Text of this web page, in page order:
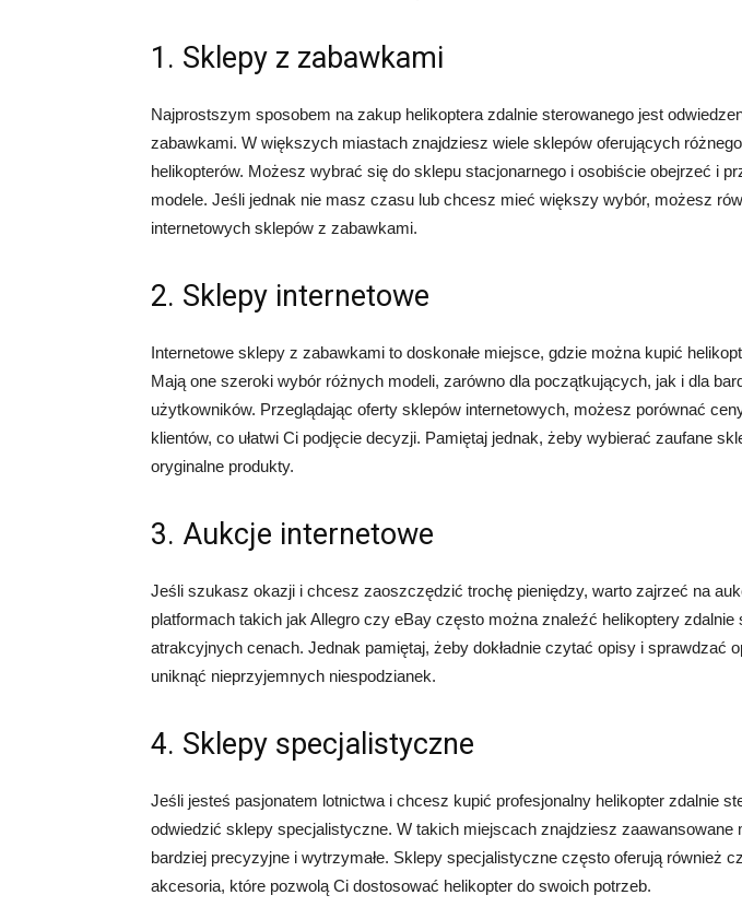
1. Sklepy z zabawkami
Najprostszym sposobem na zakup helikoptera zdalnie sterowanego jest
zabawkami. W większych miastach znajdziesz wiele sklepów oferujących
helikopterów. Możesz wybrać się do sklepu stacjonarnego i osobiście obejrzeć i
modele. Jeśli jednak nie masz czasu lub chcesz mieć większy wybór, możesz
internetowych sklepów z zabawkami.
2. Sklepy internetowe
Internetowe sklepy z zabawkami to doskonałe miejsce, gdzie można kupić
Mają one szeroki wybór różnych modeli, zarówno dla początkujących, jak i dla
użytkowników. Przeglądając oferty sklepów internetowych, możesz porównać
klientów, co ułatwi Ci podjęcie decyzji. Pamiętaj jednak, żeby wybierać zaufane
oryginalne produkty.
3. Aukcje internetowe
Jeśli szukasz okazji i chcesz zaoszczędzić trochę pieniędzy, warto zajrzeć na
platformach takich jak Allegro czy eBay często można znaleźć helikoptery zdalnie
atrakcyjnych cenach. Jednak pamiętaj, żeby dokładnie czytać opisy i sprawdzać
uniknąć nieprzyjemnych niespodzianek.
4. Sklepy specjalistyczne
Jeśli jesteś pasjonatem lotnictwa i chcesz kupić profesjonalny helikopter zdalnie
odwiedzić sklepy specjalistyczne. W takich miejscach znajdziesz zaawansowane
bardziej precyzyjne i wytrzymałe. Sklepy specjalistyczne często oferują również
akcesoria, które pozwolą Ci dostosować helikopter do swoich potrzeb.